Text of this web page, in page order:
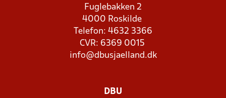
Fuglebakken 2
4000 Roskilde
Telefon: 4632 3366
CVR: 6369 0015
info@dbusjaelland.dk
DBU